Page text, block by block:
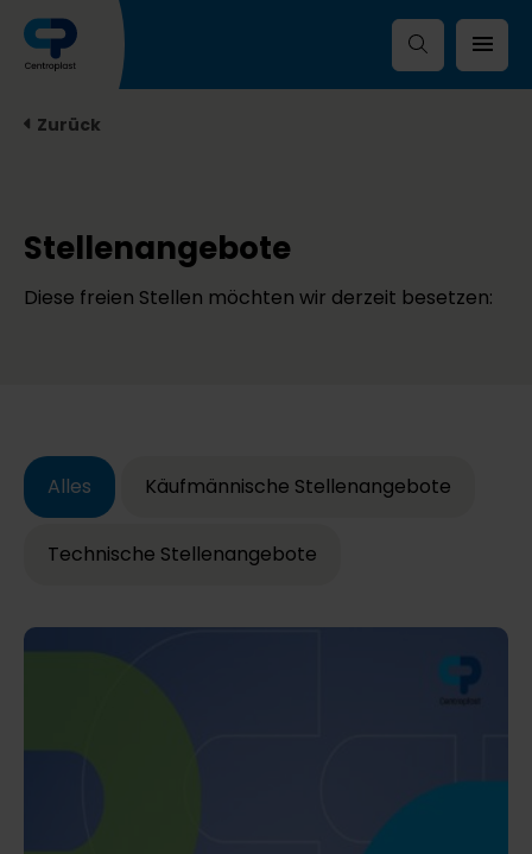
Zurück
Stellenangebote
Diese freien Stellen möchten wir derzeit besetzen:
Alles Käufmännische Stellenangebote
Technische Stellenangebote